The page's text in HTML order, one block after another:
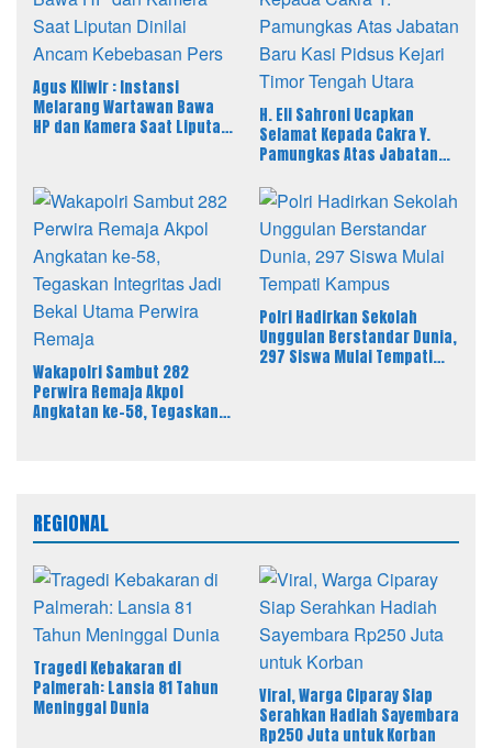
Agus Kliwir : Instansi
Melarang Wartawan Bawa
HP dan Kamera Saat Liputan
H. Eli Sahroni Ucapkan
Selamat Kepada Cakra Y.
Pamungkas Atas Jabatan
Timor Tengah Utara
Wakapolri Sambut 282
Perwira Remaja Akpol
Angkatan ke-58, Tegaskan
Polri Hadirkan Sekolah
Unggulan Berstandar Dunia,
297 Siswa Mulai Tempati
REGIONAL
Tragedi Kebakaran di
Palmerah: Lansia 81 Tahun
Meninggal Dunia
Viral, Warga Ciparay Siap
Serahkan Hadiah Sayembara
Rp250 Juta untuk Korban